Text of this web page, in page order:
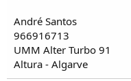
André Santos
966916713
UMM Alter Turbo 91
Altura - Algarve